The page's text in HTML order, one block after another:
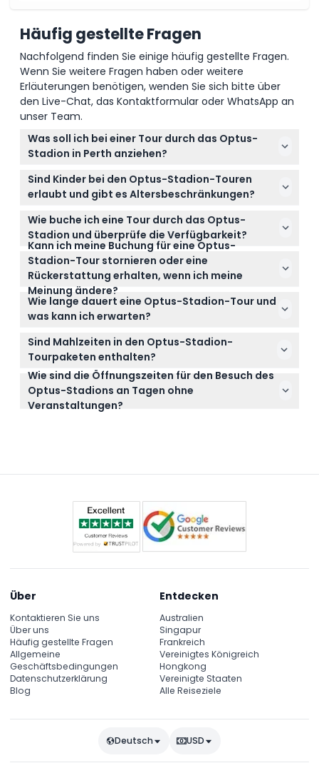
Häufig gestellte Fragen
Nachfolgend finden Sie einige häufig gestellte Fragen.
Wenn Sie weitere Fragen haben oder weitere
Erläuterungen benötigen, wenden Sie sich bitte über
den Live-Chat, das Kontaktformular oder WhatsApp an
unser Team.
Was soll ich bei einer Tour durch das Optus-
Stadion in Perth anziehen?
Am besten tragen Sie leichte, bequeme Kleidung
aus Dri-Fit-Material und bequeme Lauf- oder
Sportschuhe, da die Tour etwa 1,5 Stunden zu Fuß
dauert.
Sind Kinder bei den Optus-Stadion-Touren
erlaubt und gibt es Altersbeschränkungen?
Ja, Kinder im Alter von 5 bis 15 Jahren können an der
Tour teilnehmen, während Kinder unter 5 Jahren
kostenlos mitkommen können. Die Touren sind für
alle ab 5 Jahren geeignet.
Wie buche ich eine Tour durch das Optus-
Stadion und überprüfe die Verfügbarkeit?
Sie können Ihre Optus-Stadion-Tour ganz einfach
online hier auf dieser Website buchen und auch die
Verfügbarkeit für Ihre bevorzugten Daten prüfen.
Kann ich meine Buchung für eine Optus-
Stadion-Tour stornieren oder eine
Rückerstattung erhalten, wenn ich meine
Meinung ändere?
Tickets für die Optus-Stadion-Tour sind nicht
erstattungsfähig und können nicht storniert
sorgfältig aus.
Wie lange dauert eine Optus-Stadion-Tour und
was kann ich erwarten?
Die geführte Tour dauert ungefähr 1 Stunde und 30
Minuten und bietet einen Blick hinter die Kulissen
des Stadions, einschließlich Stadtblicken und
Einblicken in die Veranstaltungsstätte.
Sind Mahlzeiten in den Optus-Stadion-
Tourpaketen enthalten?
Mahlzeiten wie Frühstück oder Mittagessen im City
View Café sind nicht inbegriffen, können aber
separat hinzugebucht werden; für das Essen sollten
Wie sind die Öffnungszeiten für den Besuch des
Optus-Stadions an Tagen ohne
Veranstaltungen?
Das Optus-Stadion ist täglich von 9:00 bis 17:00 Uhr
sie variieren können. (Änderungen vorbehalten –
Über
Kontaktieren Sie uns
Über uns
Häufig gestellte Fragen
Allgemeine
Geschäftsbedingungen
Datenschutzerklärung
Blog
Entdecken
Australien
Singapur
Frankreich
Vereinigtes Königreich
Hongkong
Vereinigte Staaten
Alle Reiseziele
Deutsch USD